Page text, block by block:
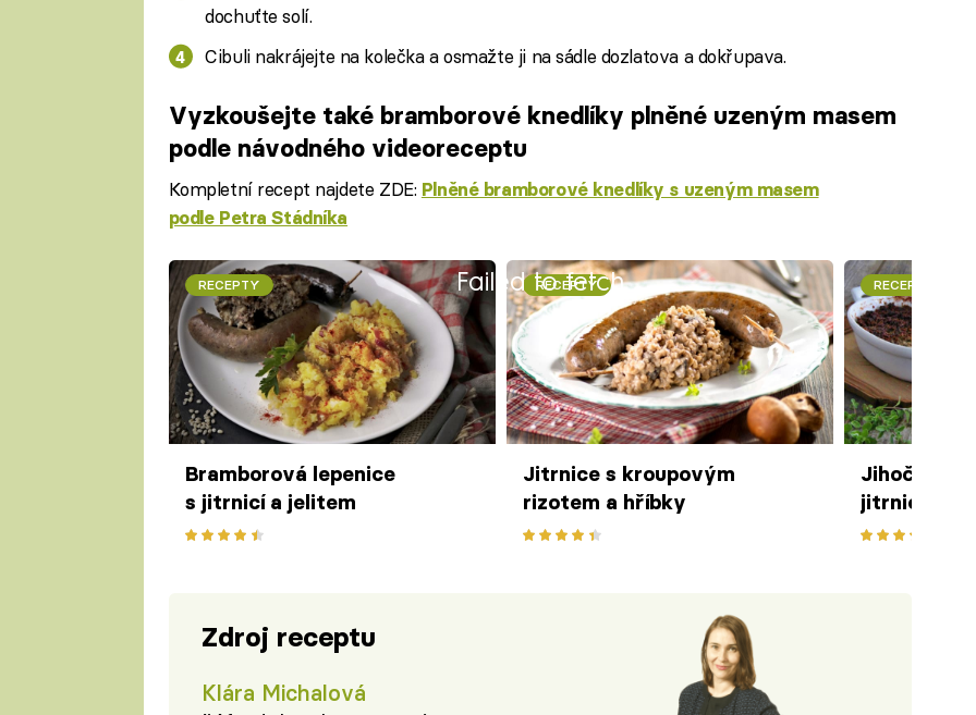
dochuťte solí.
Cibuli nakrájejte na kolečka a osmažte ji na sádle dozlatova a dokřupava.
Vyzkoušejte také bramborové knedlíky plněné uzeným masem
podle návodného videoreceptu
Kompletní recept najdete ZDE: Plněné bramborové knedlíky s uzeným masem
podle Petra Stádníka
Failed to fetch
RECEPTY
Bramborová lepenice
s jitrnicí a jelitem
RECEPTY
Jitrnice s kroupovým
rizotem a hříbky
RECEPTY
Jihočeská
jitrnicovým
Zdroj receptu
Klára Michalová